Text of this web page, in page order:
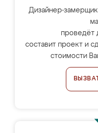
Дизайнер-
проведёт
составит проект и
стоимости